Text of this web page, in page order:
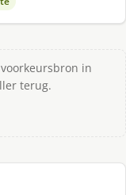
voorkeursbron in
terug.